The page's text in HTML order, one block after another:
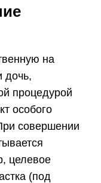
на
дочь,
процедурой
особого
совершении
целевое
(под